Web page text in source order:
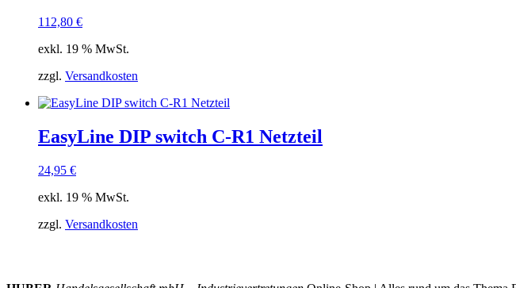
112,80 €
exkl. 19 % MwSt.
zzgl. Versandkosten
EasyLine DIP switch C-R1 Netzteil
24,95 €
exkl. 19 % MwSt.
zzgl. Versandkosten